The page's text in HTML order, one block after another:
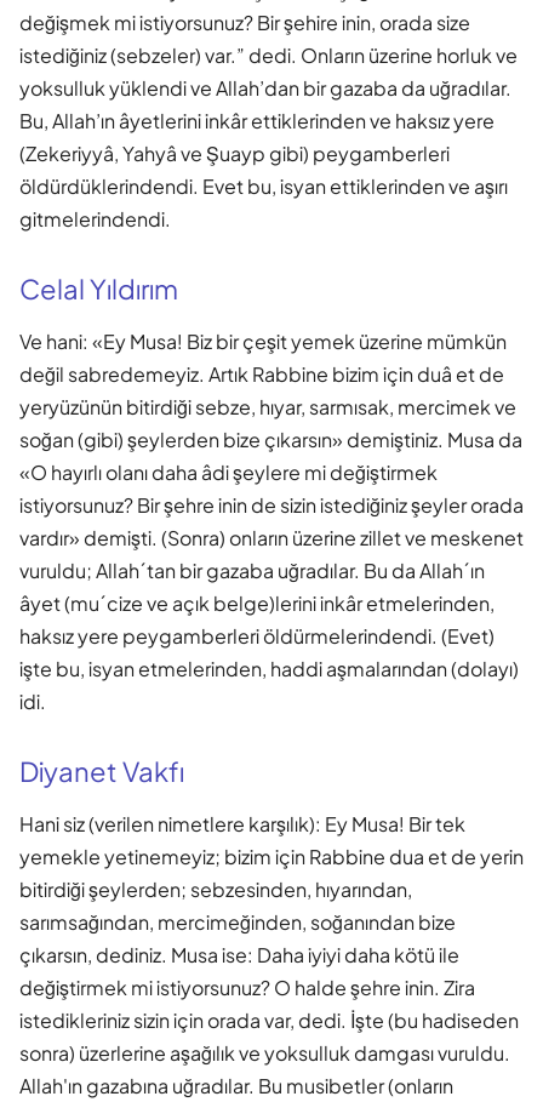
değişmek mi istiyorsunuz? Bir şehire inin, orada size
istediğiniz (sebzeler) var.” dedi. Onların üzerine horluk ve
yoksulluk yüklendi ve Allah’dan bir gazaba da uğradılar.
Bu, Allah’ın âyetlerini inkâr ettiklerinden ve haksız yere
(Zekeriyyâ, Yahyâ ve Şuayp gibi) peygamberleri
öldürdüklerindendi. Evet bu, isyan ettiklerinden ve aşırı
gitmelerindendi.
Celal Yıldırım
Ve hani: «Ey Musa! Biz bir çeşit yemek üzerine mümkün
değil sabredemeyiz. Artık Rabbine bizim için duâ et de
yeryüzünün bitirdiği sebze, hıyar, sarmısak, mercimek ve
soğan (gibi) şeylerden bize çıkarsın» demiştiniz. Musa da
«O hayırlı olanı daha âdi şeylere mi değiştirmek
istiyorsunuz? Bir şehre inin de sizin istediğiniz şeyler orada
vardır» demişti. (Sonra) onların üzerine zillet ve meskenet
vuruldu; Allah´tan bir gazaba uğradılar. Bu da Allah´ın
âyet (mu´cize ve açık belge)lerini inkâr etmelerinden,
haksız yere peygamberleri öldürmelerindendi. (Evet)
işte bu, isyan etmelerinden, haddi aşmalarından (dolayı)
idi.
Diyanet Vakfı
Hani siz (verilen nimetlere karşılık): Ey Musa! Bir tek
yemekle yetinemeyiz; bizim için Rabbine dua et de yerin
bitirdiği şeylerden; sebzesinden, hıyarından,
sarımsağından, mercimeğinden, soğanından bize
çıkarsın, dediniz. Musa ise: Daha iyiyi daha kötü ile
değiştirmek mi istiyorsunuz? O halde şehre inin. Zira
istedikleriniz sizin için orada var, dedi. İşte (bu hadiseden
sonra) üzerlerine aşağılık ve yoksulluk damgası vuruldu.
Allah'ın gazabına uğradılar. Bu musibetler (onların